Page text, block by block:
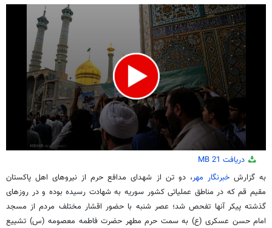
0
of
1
minute,
50
seconds
دریافت 21 MB
به گزارش خبرنگار مهر، دو تن از شهدای مدافع حرم از نیروهای اهل پاکستان
مقیم قم که در مناطق عملیاتی کشور سوریه به شهادت رسیده بوده و در روزهای
گذشته پیکر آنها تفحص شد؛ عصر شنبه با حضور اقشار مختلف مردم از مسجد
امام حسن عسکری (ع) به سمت حرم مطهر حضرت فاطمه معصومه (س) تشییع